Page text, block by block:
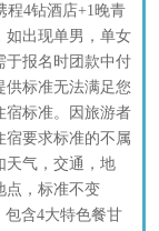
程4钻酒店+1晚青
如出现单男，单女
于报名时团款中付
供标准无法满足您
宿标准。因旅游者
宿要求标准的不属
天气，交通，地
点，标准不变
包含4大特色餐甘